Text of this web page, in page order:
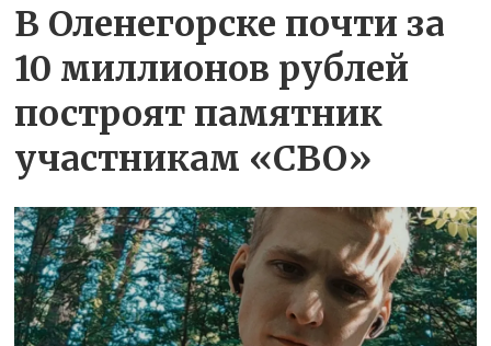
В Оленегорске почти за
10 миллионов рублей
построят памятник
участникам «СВО»